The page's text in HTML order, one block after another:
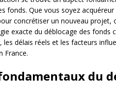
fonds. Que vous soyez
concrétiser un nouveau projet,
exacte du déblocage des fonds
les délais réels et les facteurs
France.
du